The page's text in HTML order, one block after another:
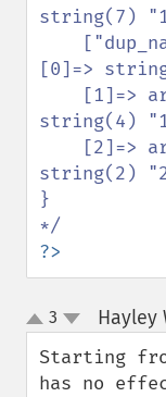
string(7)
[0]=>
string(4)
string(2)
}
?>
up
down
3 Hayley
Starting
has no